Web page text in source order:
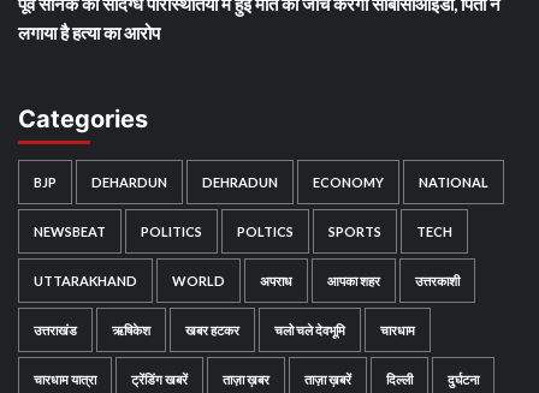
लगाया है हत्या का आरोप
Categories
BJP DEHARDUN DEHRADUN ECONOMY NATIONAL
NEWSBEAT POLITICS POLTICS SPORTS TECH
UTTARAKHAND WORLD अपराध आपका शहर उत्तरकाशी
उत्तराखंड ऋषिकेश खबर हटकर चलो चले देवभूमि चारधाम
चारधाम यात्रा ट्रेंडिंग खबरें ताज़ा ख़बर ताज़ा ख़बरें दिल्ली दुर्घटना